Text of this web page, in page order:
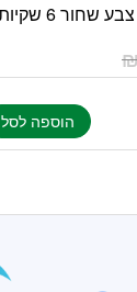
6 שקיות
הוספה לסל